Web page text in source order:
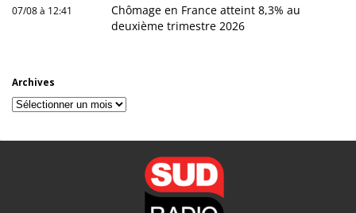
07/08 à 12:41
Chômage en France atteint 8,3% au
deuxième trimestre 2026
Archives
Archives